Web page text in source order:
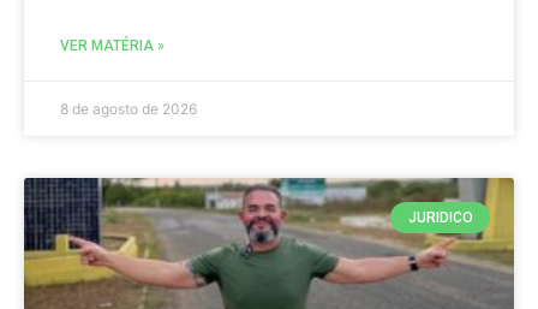
VER MATÉRIA »
8 de agosto de 2026
JURIDICO